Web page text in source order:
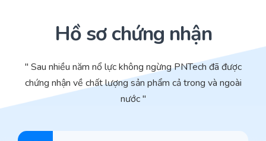
Hồ sơ chứng nhận
" Sau nhiều năm nổ lực không ngừng PNTech đã được
chứng nhận về chất lượng sản phẩm cả trong và ngoài
nước "